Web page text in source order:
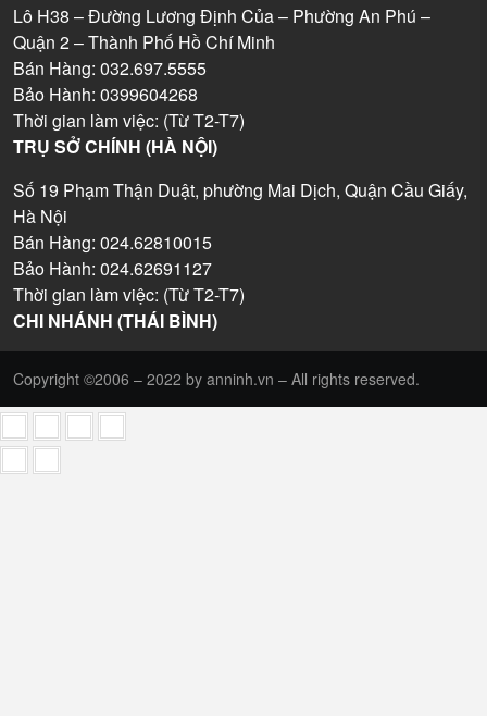
Lô H38 – Đường Lương Định Của – Phường An Phú –
Quận 2 – Thành Phố Hồ Chí Minh
Bán Hàng: 032.697.5555
Bảo Hành: 0399604268
Thời gian làm việc: (Từ T2-T7)
TRỤ SỞ CHÍNH (HÀ NỘI)
Số 19 Phạm Thận Duật, phường Mai Dịch, Quận Cầu Giấy,
Hà Nội
Bán Hàng: 024.62810015
Bảo Hành: 024.62691127
Thời gian làm việc: (Từ T2-T7)
CHI NHÁNH (THÁI BÌNH)
Copyright ©2006 – 2022 by anninh.vn – All rights reserved.